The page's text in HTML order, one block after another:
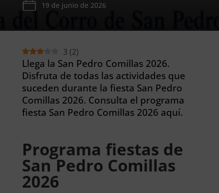
19 de junio de 2026
3 (2)
Llega la San Pedro Comillas 2026.
Disfruta de todas las actividades que
suceden durante la fiesta San Pedro
Comillas 2026. Consulta el programa
fiesta San Pedro Comillas 2026 aquí.
Programa fiestas de
San Pedro Comillas
2026